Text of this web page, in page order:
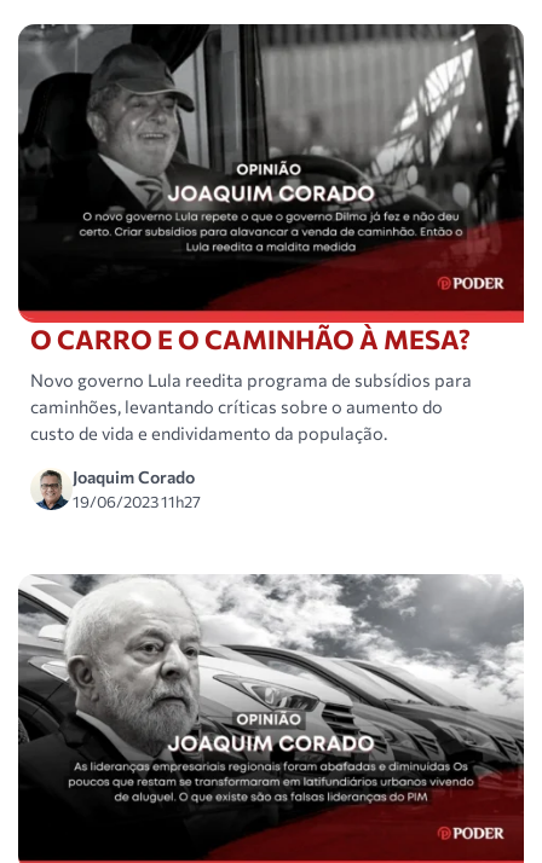
O CARRO E O CAMINHÃO À MESA?
Novo governo Lula reedita programa de subsídios para
caminhões, levantando críticas sobre o aumento do
custo de vida e endividamento da população.
Joaquim Corado
19/06/2023 11h27